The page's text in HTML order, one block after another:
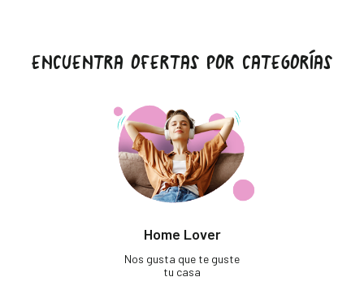
ENCUENTRA OFERTAS POR CATEGORÍAS
Home Lover
Nos gusta que te guste
tu casa